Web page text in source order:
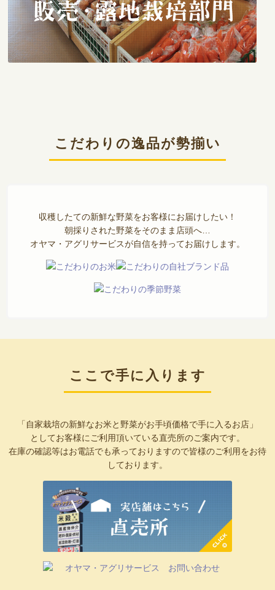
こだわりの逸品が勢揃い
収穫したての新鮮な野菜をお客様にお届けしたい！
朝採りされた野菜をそのまま店頭へ…
オヤマ・アグリサービスが自信を持ってお届けします。
ここで手に入ります
「自家栽培の新鮮なお米と野菜がお手頃価格で手に入るお店」
としてお客様にご利用頂いている直売所のご案内です。
在庫の確認等はお電話でも承っておりますので皆様のご利用をお待
しております。